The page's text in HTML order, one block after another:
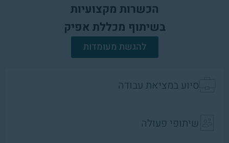
הכשרות מקצועיות
בשיתוף מכללת אפיק
להגשת מעומדות
סיוע במציאת עבודה
שיתופי פעולה